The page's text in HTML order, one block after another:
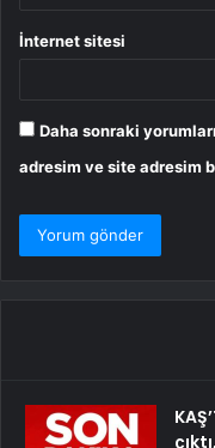
İnternet sitesi
Daha sonraki
adresim ve site adresim